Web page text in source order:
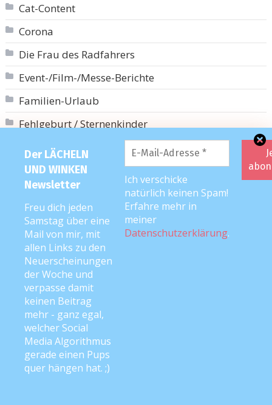
Der LÄCHELN
UND WINKEN
Newsletter
Freu dich jeden
Samstag über eine
Mail von mir, mit
allen Links zu den
Neuerscheinungen
der Woche und
verpasse damit
keinen Beitrag
mehr - ganz egal,
welcher Social
Media Algorithmus
gerade einen Pups
quer hängen hat. ;)
Ich verschicke
natürlich keinen Spam!
Erfahre mehr in
meiner
Datenschutzerklärung.
Cat-Content
Corona
Die Frau des Radfahrers
Event-/Film-/Messe-Berichte
Familien-Urlaub
Fehlgeburt / Sternenkinder
Geburtsberichte
Geschwister-/Krümel-Chroniken
Herzensangelegenheiten
Interviews
Leser:innen-Geschichten
Mutter-Kind-Kur-Berichte
Neu
Rabenmutter 2.0
Rezepte
Schwangerschaftstagebuch
Spiele- und DIY-Tipps